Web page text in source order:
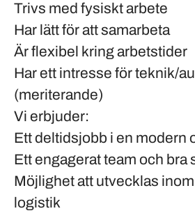
Trivs med fysiskt arbete
Har lätt för att samarbeta
Är flexibel kring arbetstider
Har ett intresse för teknik/
(meriterande)
Vi erbjuder:
Ett deltidsjobb i en modern
Ett engagerat team och bra
Möjlighet att utvecklas
logistik